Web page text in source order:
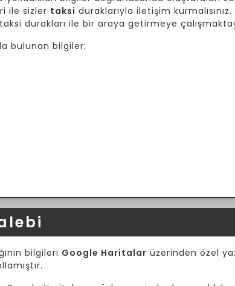
ile sizler taksi duraklarıyla iletişim
durakları ile bir araya getirmeye
bulunan bilgiler;
bilgileri Google Haritalar üzerinden özel